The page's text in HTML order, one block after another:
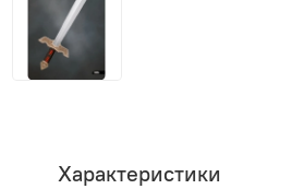
Характеристики